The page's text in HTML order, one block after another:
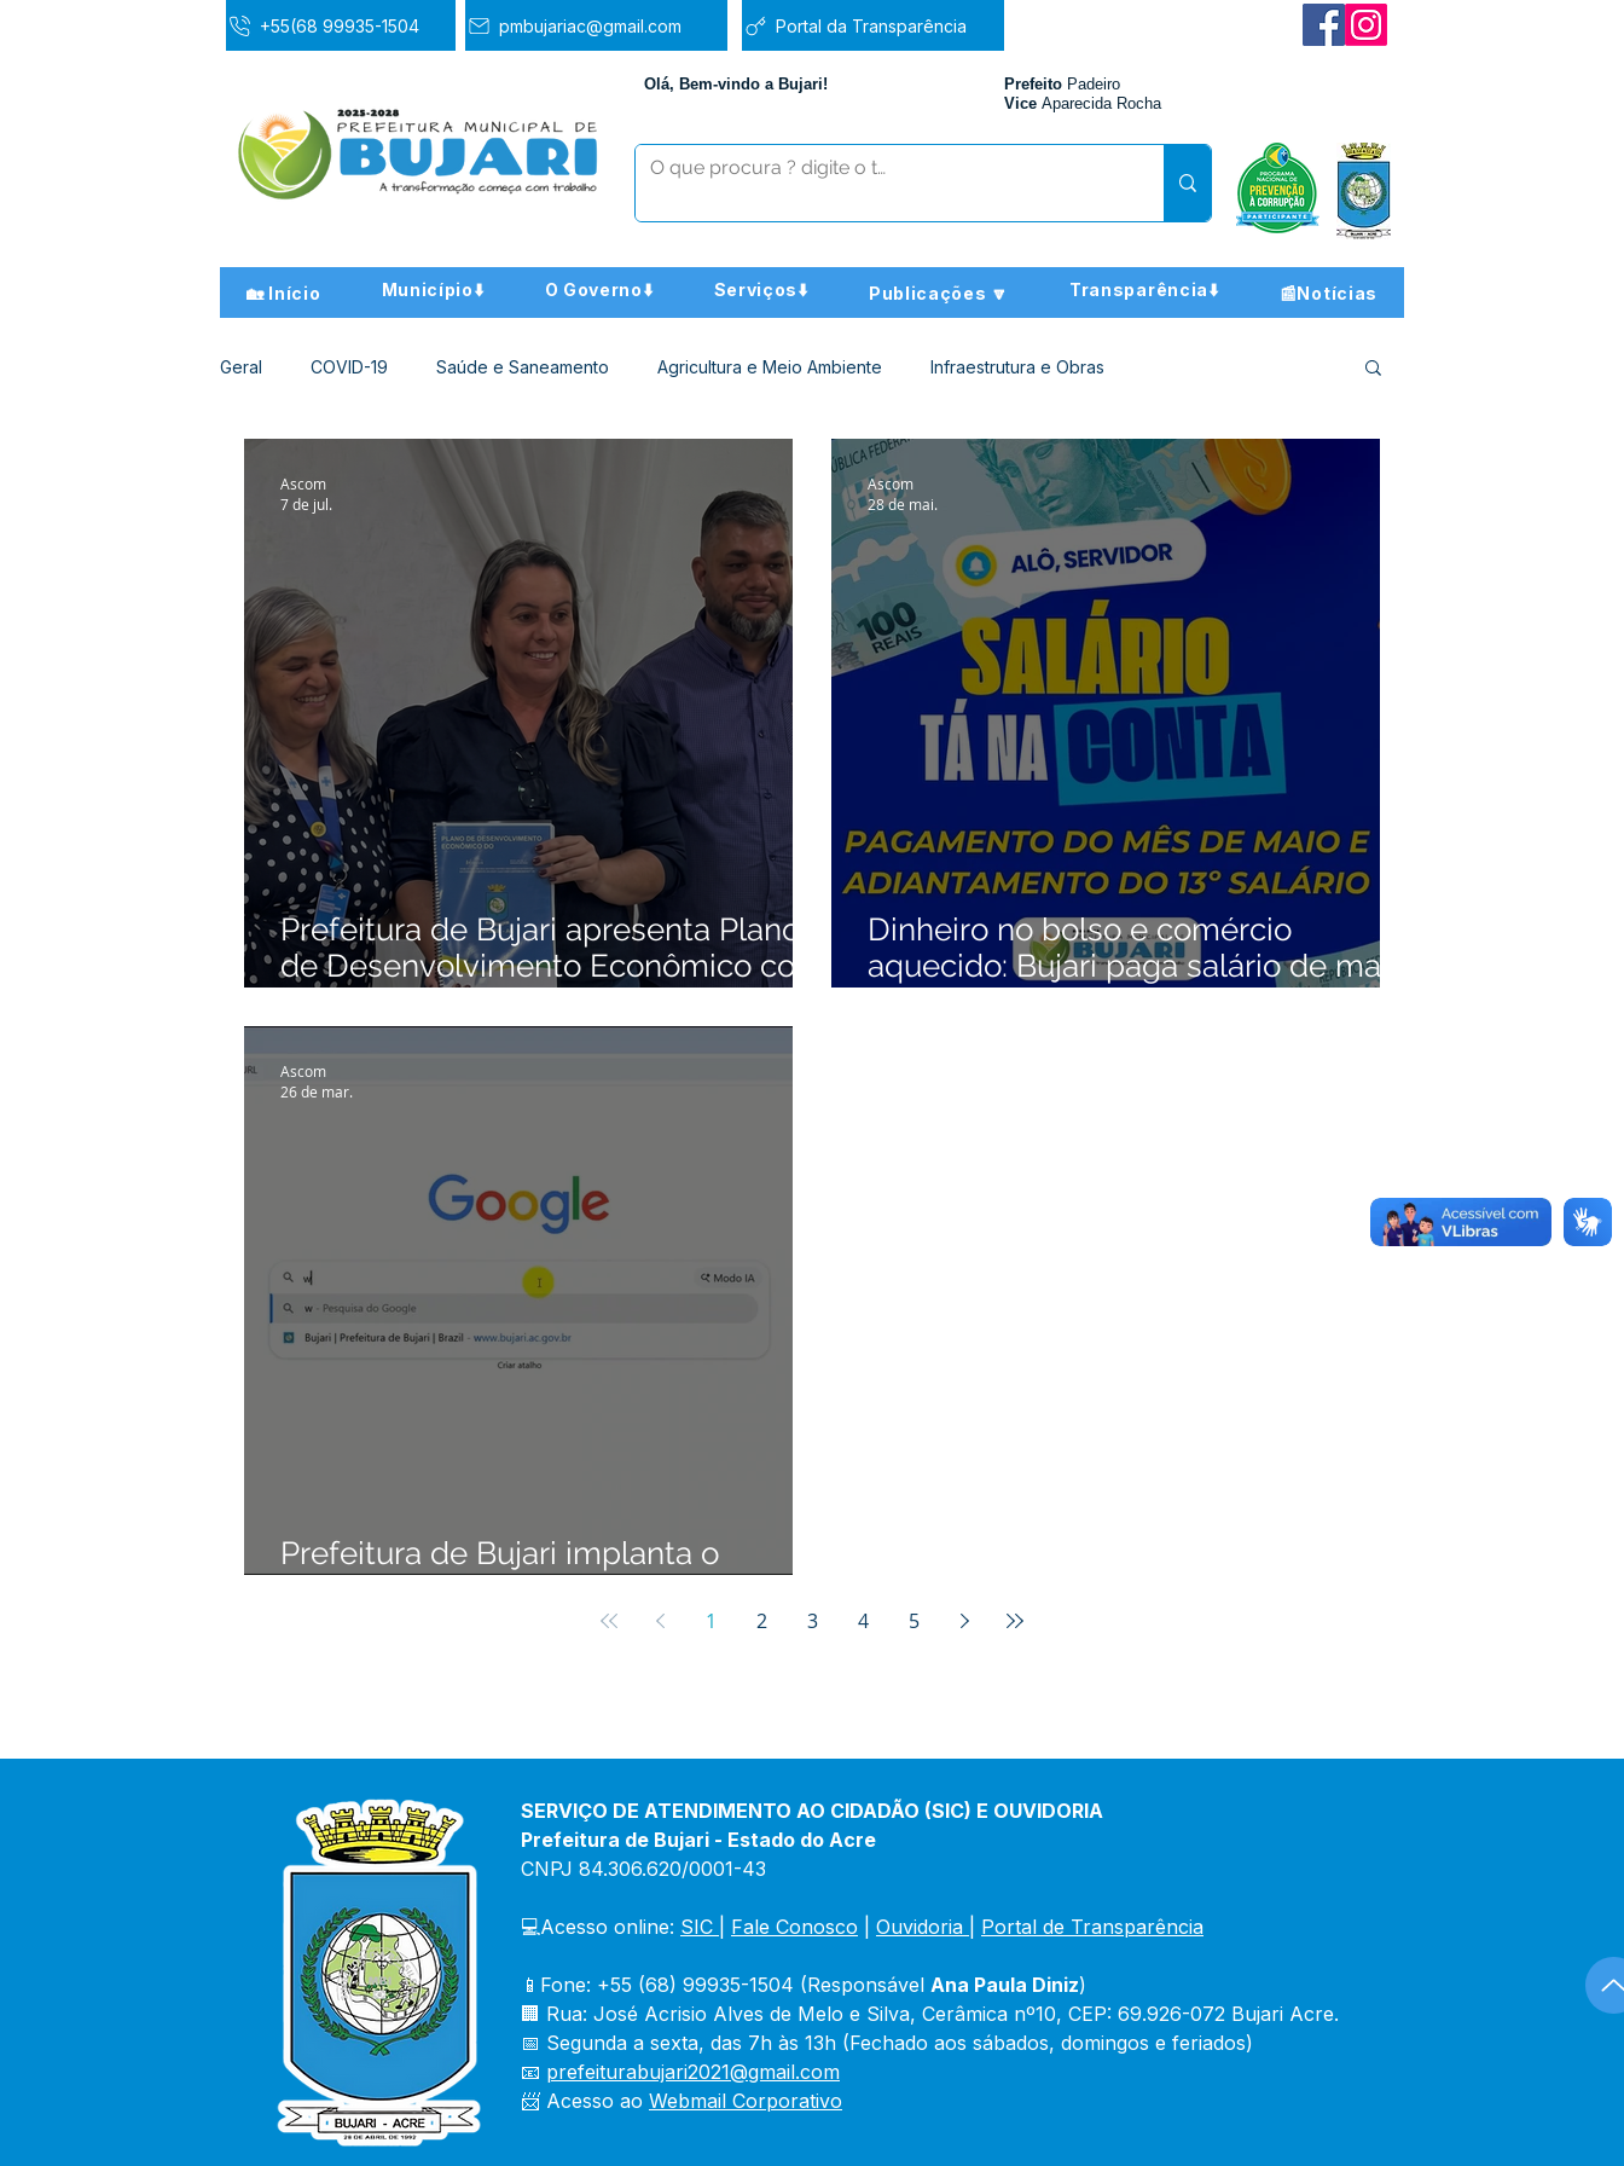
+55(68 99935-1504 pmbujariac@gmail.com Portal da Transparência
Olá, Bem-vindo a Bujari! Prefeito Padeiro
Vice Aparecida Rocha
🏡 Início Município⬇️ O Governo⬇️ Serviços⬇️ Publicações 🔽 Transparência⬇️ 📰Notícias
Geral COVID-19 Saúde e Saneamento Agricultura e Meio Ambiente Infraestrutura e Obras
Nota de Pesar Administração e Finanças
Campanhas Datas Comemorativas Vacinômetro Dengue Convênios e Parcerias
Comunicados e Avisos Emenda Parlamentar Comunidade Nota Pública Licitações Alagação e Enchente
Esporte No gabinete Esporte SEMULHER Empreendedorismo
Cidadania Expo Bujari 2026
Prefeitura de Bujari apresenta Plano
de Desenvolvimento Econômico com
Ascom
7 de jul.
Dinheiro no bolso e comércio
aquecido: Bujari paga salário de maio,
Ascom
28 de mai.
Prefeitura de Bujari implanta o
Ascom
26 de mar.
1 2 3 4 5
SERVIÇO DE ATENDIMENTO AO CIDADÃO (SIC) E OUVIDORIA
Prefeitura de Bujari - Estado do Acre
CNPJ 84.306.620/0001-43
💻Acesso online: SIC Fale Conosco Ouvidoria Portal de Transparência
📱Fone: +55 (68) 99935-1504 (Responsável Ana Paula Diniz)
🏢 Rua: José Acrisio Alves de Melo e Silva, Cerâmica nº10, CEP: 69.926-072 Bujari Acre.
📅 Segunda a sexta, das 7h às 13h (Fechado aos sábados, domingos e feriados)
📧 prefeiturabujari2021@gmail.com
📨 Acesso ao Webmail Corporativo